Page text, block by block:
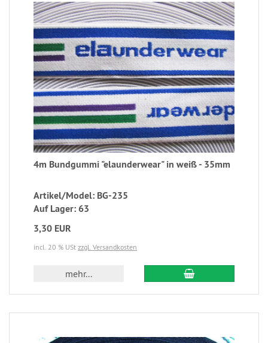
4m Bundgummi "elaunderwear" in weiß - 35mm
Artikel/Model: BG-235
Auf Lager: 63
3,30 EUR
incl. 20 % USt zzgl. Versandkosten
mehr...